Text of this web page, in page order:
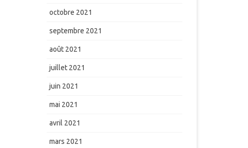
octobre 2021
septembre 2021
août 2021
juillet 2021
juin 2021
mai 2021
avril 2021
mars 2021